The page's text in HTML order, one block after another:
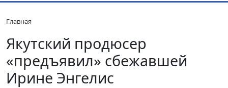
Главная
Якутский продюсер
«предъявил» сбежавшей
Ирине Энгелис